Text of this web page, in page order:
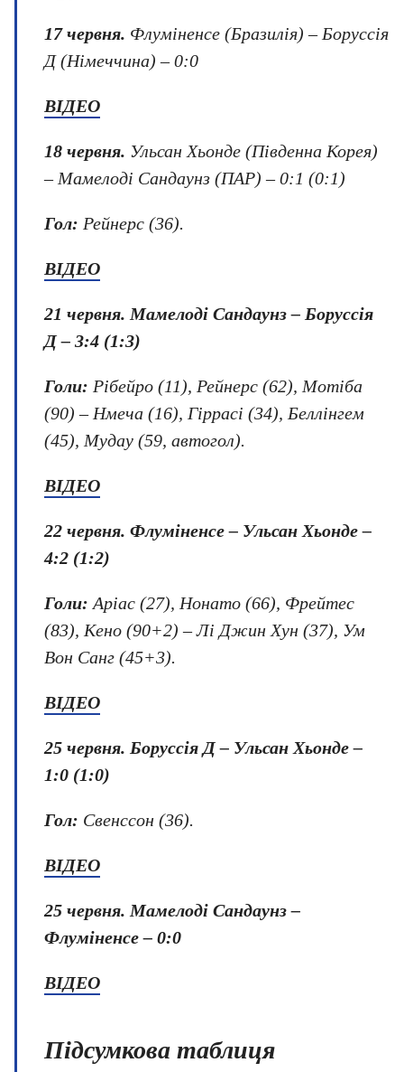
17 червня. Флуміненсе (Бразилія) – Боруссія
Д (Німеччина) – 0:0
ВІДЕО
18 червня. Ульсан Хьонде (Південна Корея)
– Мамелоді Сандаунз (ПАР) – 0:1 (0:1)
Гол: Рейнерс (36).
ВІДЕО
21 червня. Мамелоді Сандаунз – Боруссія
Д – 3:4 (1:3)
Голи: Рібейро (11), Рейнерс (62), Мотіба
(90) – Нмеча (16), Гіррасі (34), Беллінгем
(45), Мудау (59, автогол).
ВІДЕО
22 червня. Флуміненсе – Ульсан Хьонде –
4:2 (1:2)
Голи: Аріас (27), Нонато (66), Фрейтес
(83), Кено (90+2) – Лі Джин Хун (37), Ум
Вон Санг (45+3).
ВІДЕО
25 червня. Боруссія Д – Ульсан Хьонде –
1:0 (1:0)
Гол: Свенссон (36).
ВІДЕО
25 червня. Мамелоді Сандаунз –
Флуміненсе – 0:0
ВІДЕО
Підсумкова таблиця